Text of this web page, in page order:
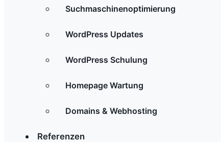
Suchmaschinenoptimierung
WordPress Updates
WordPress Schulung
Homepage Wartung
Domains & Webhosting
Referenzen